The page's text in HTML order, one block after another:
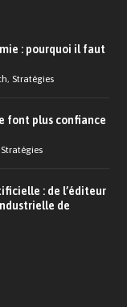
: pourquoi il faut
, Stratégies
font plus confiance
Stratégies
: de l’éditeur
de